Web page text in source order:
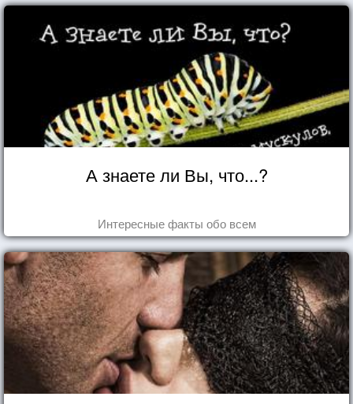
А знаете ли Вы, что...?
Интересные факты обо всем